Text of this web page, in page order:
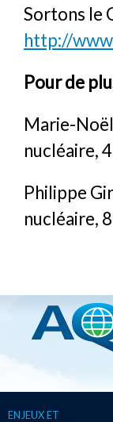
Sortons le
http://
Pour de
Marie-
nucléaire,
Philippe
nucléaire,
ENJEUX ET